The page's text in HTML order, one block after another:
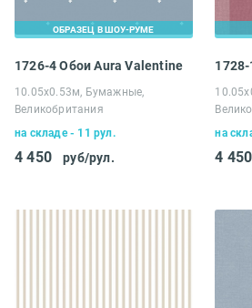
ОБРАЗЕЦ В ШОУ-РУМЕ
1726-4 Обои Aura Valentine
10.05х0.53м, Бумажные,
Великобритания
на складе - 11 рул.
4 450 руб/рул.
на
4 450